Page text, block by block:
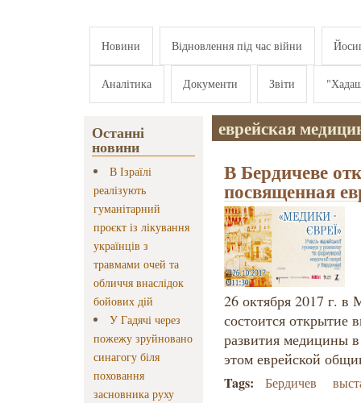
Новини Відновлення під час війни
Аналітика Документи Звіти
Останні
новини
В Ізраїлі
реалізують
гуманітарний
проєкт із лікування
українців з
травмами очей та
обличчя внаслідок
бойових дій
У Гадячі через
пожежу зруйновано
синагогу біля
поховання
засновника руху
еврейская
В Бердичеве
посвященная
26 октября 2017 г. в
состоится открытие
развития медицины
этом еврейской
Tags: Бердичев